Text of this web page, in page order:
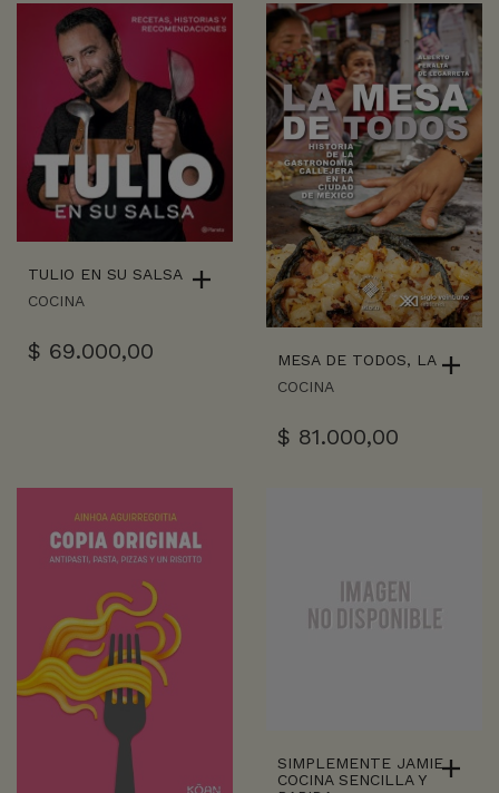
TULIO EN SU SALSA
COCINA
$ 69.000,00
MESA DE TODOS, LA
COCINA
$ 81.000,00
SIMPLEMENTE JAMIE
COCINA SENCILLA Y